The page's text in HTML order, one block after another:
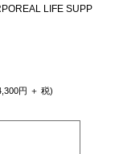
LIFE SUPP
円 ＋ 税)